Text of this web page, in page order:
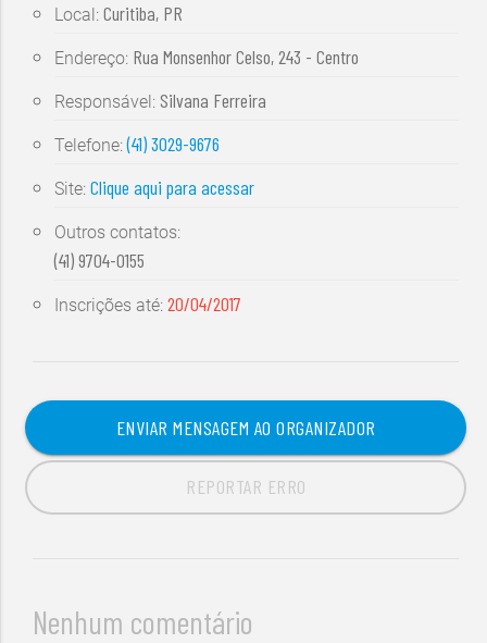
Local:Curitiba, PR
Endereço: Rua Monsenhor Celso, 243 - Centro
Responsável: Silvana Ferreira
Telefone:(41) 3029-9676
Site:Clique aqui para acessar
Outros contatos:
(41) 9704-0155
Inscrições até:20/04/2017
ENVIAR MENSAGEM AO ORGANIZADOR
REPORTAR ERRO
Nenhum comentário